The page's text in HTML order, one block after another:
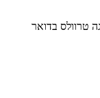
בדואר